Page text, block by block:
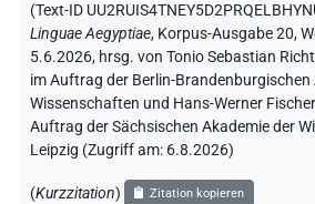
(Text-ID
Linguae Aegyptiae, Korpus-Ausgabe 20,
5.6.2026, hrsg. von Tonio Sebastian
im Auftrag der Berlin-Brandenburgischen
Wissenschaften und Hans-Werner
Auftrag der Sächsischen Akademie der
Leipzig (Zugriff am: 6.8.2026)
(Kurzzitation) Zitation kopieren